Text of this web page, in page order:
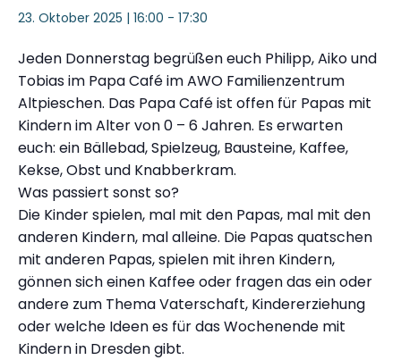
23. Oktober 2025 | 16:00 - 17:30
Jeden Donnerstag begrüßen euch Philipp, Aiko und
Tobias im Papa Café im AWO Familienzentrum
Altpieschen. Das Papa Café ist offen für Papas mit
Kindern im Alter von 0 – 6 Jahren. Es erwarten
euch: ein Bällebad, Spielzeug, Bausteine, Kaffee,
Kekse, Obst und Knabberkram.
Was passiert sonst so?
Die Kinder spielen, mal mit den Papas, mal mit den
anderen Kindern, mal alleine. Die Papas quatschen
mit anderen Papas, spielen mit ihren Kindern,
gönnen sich einen Kaffee oder fragen das ein oder
andere zum Thema Vaterschaft, Kindererziehung
oder welche Ideen es für das Wochenende mit
Kindern in Dresden gibt.